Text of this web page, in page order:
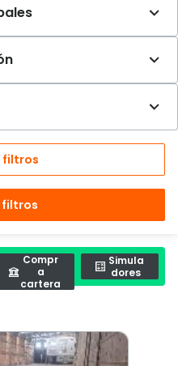
filtros
filtros
Compr
a
cartera
Simula
dores